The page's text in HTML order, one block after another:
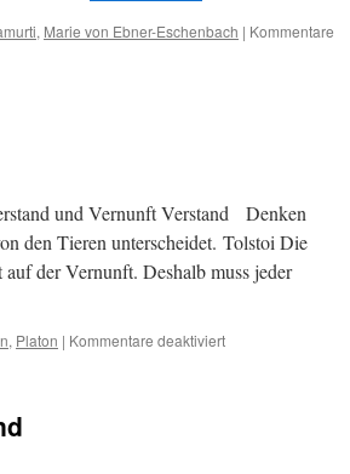
, Marie von Ebner-Eschenbach | Kommentare
und Vernunft Verstand Denken
den Tieren unterscheidet. Tolstoi Die
der Vernunft. Deshalb muss jeder
, Platon | Kommentare deaktiviertfür